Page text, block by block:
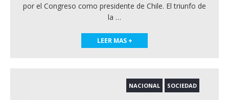
por el Congreso como presidente de Chile. El triunfo de
la …
LEER MAS +
NACIONAL SOCIEDAD